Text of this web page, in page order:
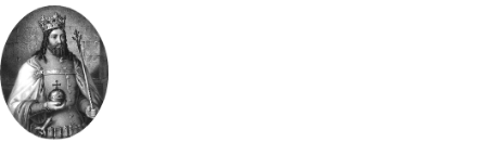
Uwaga:
ta
witryna
zawiera
system
dostępności.